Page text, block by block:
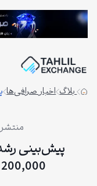
رفتن
بلاگ اخبار صرافی‌ها
پیش‌بینی
200,000 دلار با تحلیل فرکتال‌ها